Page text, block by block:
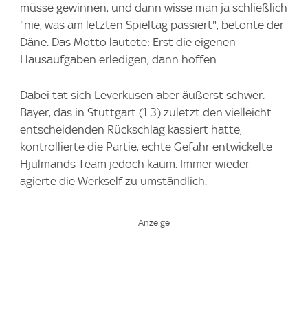
müsse gewinnen, und dann wisse man ja schließlich
"nie, was am letzten Spieltag passiert", betonte der
Däne. Das Motto lautete: Erst die eigenen
Hausaufgaben erledigen, dann hoffen.
Dabei tat sich Leverkusen aber äußerst schwer.
Bayer, das in Stuttgart (1:3) zuletzt den vielleicht
entscheidenden Rückschlag kassiert hatte,
kontrollierte die Partie, echte Gefahr entwickelte
Hjulmands Team jedoch kaum. Immer wieder
agierte die Werkself zu umständlich.